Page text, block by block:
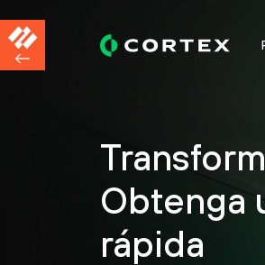
Obtenga
rápida